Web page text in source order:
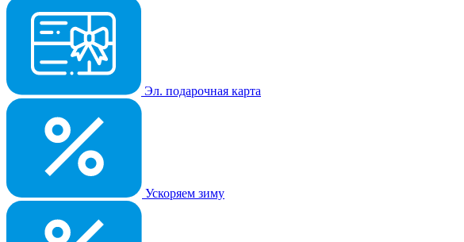
Эл. подарочная карта
Ускоряем зиму